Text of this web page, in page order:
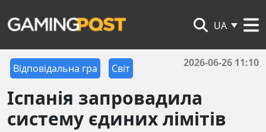
UA
Відповідальна гра Світ 2026-06-26 11:10
Іспанія запровадила
систему єдиних лімітів